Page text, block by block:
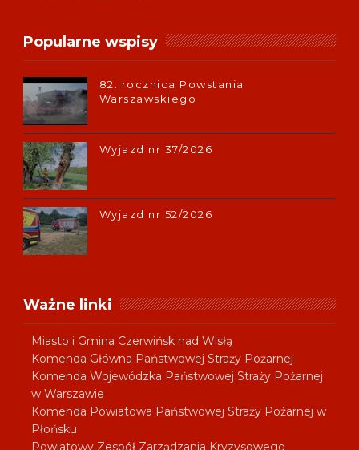
Popularne wspisy
82. rocznica Powstania
Warszawskiego
Wyjazd nr 37/2026
Wyjazd nr 52/2026
Ważne linki
Miasto i Gmina Czerwińsk nad Wisłą
Komenda Główna Państwowej Straży Pożarnej
Komenda Wojewódzka Państwowej Straży Pożarnej
w Warszawie
Komenda Powiatowa Państwowej Straży Pożarnej w
Płońsku
Powiatowy Zespół Zarządzania Kryzysowego